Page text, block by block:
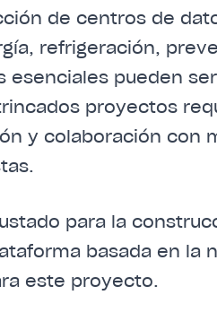
de centros de
refrigeración,
esenciales pueden
proyectos
y colaboración con
para la
basada en la
este proyecto.